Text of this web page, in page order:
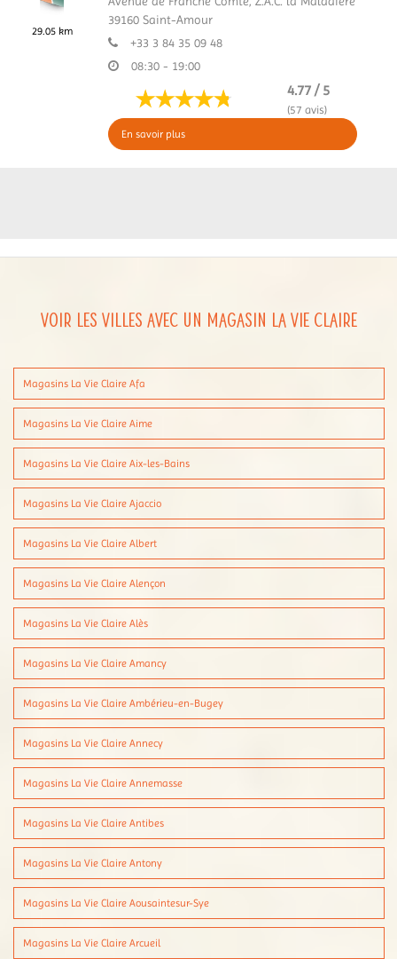
29.05 km
39160 Saint-Amour
+33 3 84 35 09 48
08:30 - 19:00
4.77 / 5
(57 avis)
En savoir plus
Voir les villes avec un magasin La Vie Claire
Magasins La Vie Claire Afa
Magasins La Vie Claire Aime
Magasins La Vie Claire Aix-les-Bains
Magasins La Vie Claire Ajaccio
Magasins La Vie Claire Albert
Magasins La Vie Claire Alençon
Magasins La Vie Claire Alès
Magasins La Vie Claire Amancy
Magasins La Vie Claire Ambérieu-en-Bugey
Magasins La Vie Claire Annecy
Magasins La Vie Claire Annemasse
Magasins La Vie Claire Antibes
Magasins La Vie Claire Antony
Magasins La Vie Claire Aousaintesur-Sye
Magasins La Vie Claire Arcueil